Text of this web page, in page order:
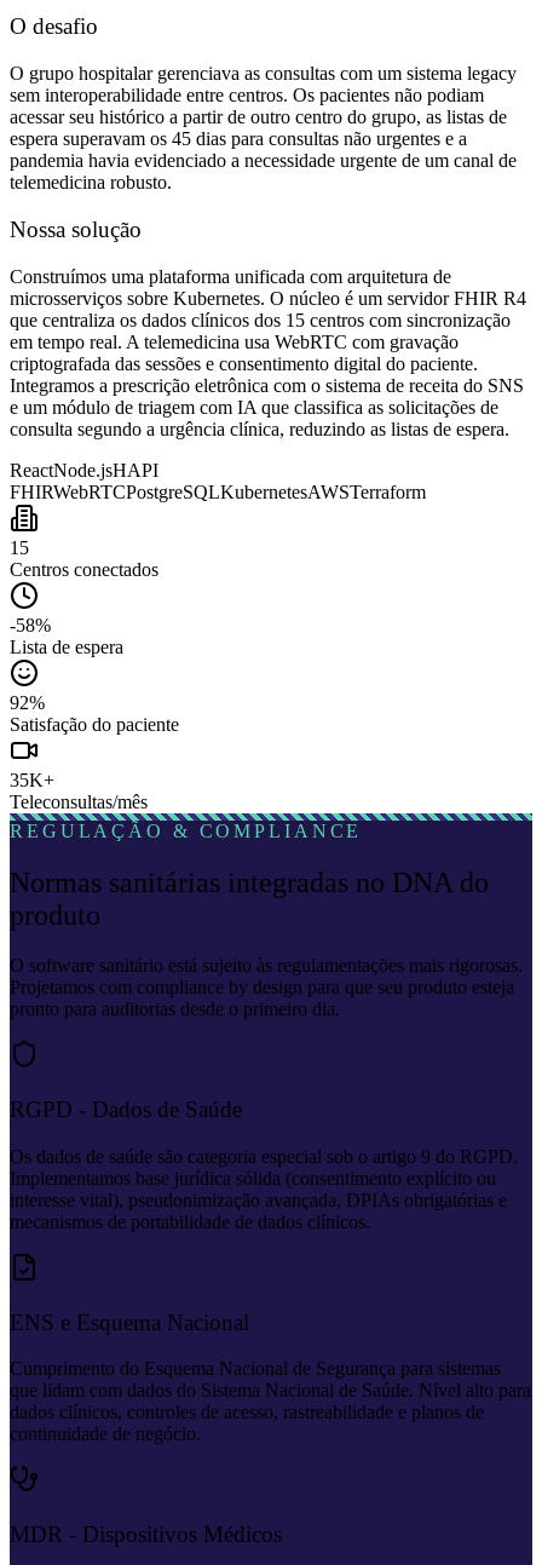
O desafio
O grupo hospitalar gerenciava as consultas com um sistema legacy
sem interoperabilidade entre centros. Os pacientes não podiam
acessar seu histórico a partir de outro centro do grupo, as listas de
espera superavam os 45 dias para consultas não urgentes e a
pandemia havia evidenciado a necessidade urgente de um canal de
telemedicina robusto.
Nossa solução
Construímos uma plataforma unificada com arquitetura de
microsserviços sobre Kubernetes. O núcleo é um servidor FHIR R4
que centraliza os dados clínicos dos 15 centros com sincronização
em tempo real. A telemedicina usa WebRTC com gravação
criptografada das sessões e consentimento digital do paciente.
Integramos a prescrição eletrônica com o sistema de receita do SNS
e um módulo de triagem com IA que classifica as solicitações de
consulta segundo a urgência clínica, reduzindo as listas de espera.
ReactNode.jsHAPI
FHIRWebRTCPostgreSQLKubernetesAWSTerraform
15
Centros conectados
-58%
Lista de espera
92%
Satisfação do paciente
35K+
Teleconsultas/mês
REGULAÇÃO & COMPLIANCE
Normas sanitárias integradas no DNA do
produto
O software sanitário está sujeito às regulamentações mais rigorosas.
Projetamos com compliance by design para que seu produto esteja
pronto para auditorias desde o primeiro dia.
RGPD - Dados de Saúde
Os dados de saúde são categoria especial sob o artigo 9 do RGPD.
Implementamos base jurídica sólida (consentimento explícito ou
interesse vital), pseudonimização avançada, DPIAs obrigatórias e
mecanismos de portabilidade de dados clínicos.
ENS e Esquema Nacional
Cumprimento do Esquema Nacional de Segurança para sistemas
que lidam com dados do Sistema Nacional de Saúde. Nível alto para
dados clínicos, controles de acesso, rastreabilidade e planos de
continuidade de negócio.
MDR - Dispositivos Médicos